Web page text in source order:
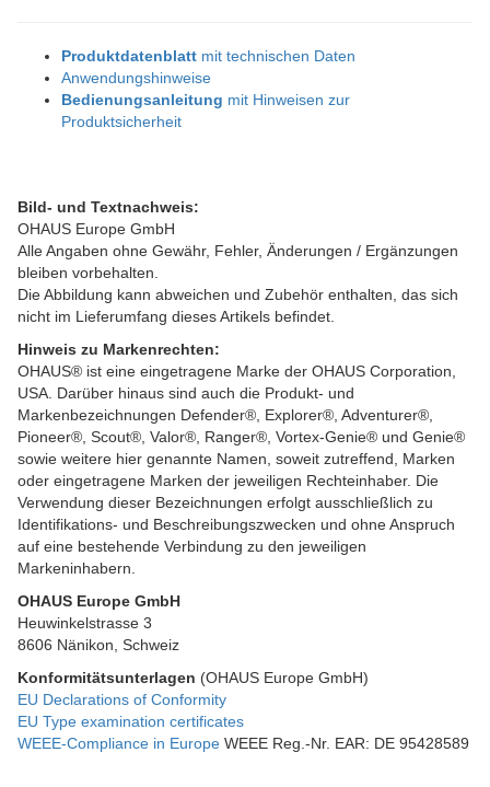
Produktdatenblatt mit technischen Daten
Anwendungshinweise
Bedienungsanleitung mit Hinweisen zur
Produktsicherheit
Bild- und Textnachweis:
OHAUS Europe GmbH
Alle Angaben ohne Gewähr, Fehler, Änderungen / Ergänzungen
bleiben vorbehalten.
Die Abbildung kann abweichen und Zubehör enthalten, das sich
nicht im Lieferumfang dieses Artikels befindet.
Hinweis zu Markenrechten:
OHAUS® ist eine eingetragene Marke der OHAUS Corporation,
USA. Darüber hinaus sind auch die Produkt- und
Markenbezeichnungen Defender®, Explorer®, Adventurer®,
Pioneer®, Scout®, Valor®, Ranger®, Vortex-Genie® und Genie®
sowie weitere hier genannte Namen, soweit zutreffend, Marken
oder eingetragene Marken der jeweiligen Rechteinhaber. Die
Verwendung dieser Bezeichnungen erfolgt ausschließlich zu
Identifikations- und Beschreibungszwecken und ohne Anspruch
auf eine bestehende Verbindung zu den jeweiligen
Markeninhabern.
OHAUS Europe GmbH
Heuwinkelstrasse 3
8606 Nänikon, Schweiz
Konformitätsunterlagen (OHAUS Europe GmbH)
EU Declarations of Conformity
EU Type examination certificates
WEEE-Compliance in Europe WEEE Reg.-Nr. EAR: DE 95428589